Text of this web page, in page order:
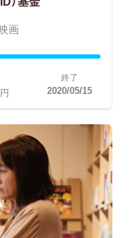
画
円
終了
2020/05/15